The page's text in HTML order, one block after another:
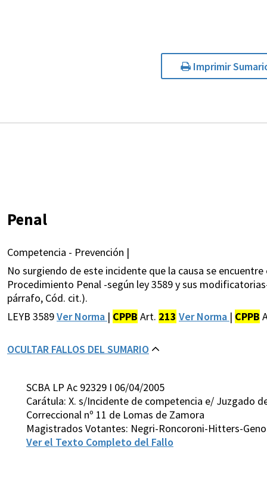
Imprimir
Penal
Competencia - Prevención |
No surgiendo de este incidente que la causa se
Procedimiento Penal -según ley 3589 y sus
párrafo, Cód. cit.).
LEYB 3589Ver Norma | CPPB Art. 213 Ver Norma | CPPB
OCULTAR FALLOS DEL SUMARIO
SCBA LP Ac 92329 I 06/04/2005
Carátula: X. s/Incidente de competencia e/ Juzgado
Correccional nº 11 de Lomas de Zamora
Magistrados Votantes: Negri-Roncoroni-Hitters-
Ver el Texto Completo del Fallo